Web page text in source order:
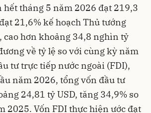
hết tháng 5 năm 2026 đạt 219,3
21,6% kế hoạch Thủ tướng
cao hơn khoảng 34,8 nghìn tỷ
về tỷ lệ so với cùng kỳ năm
tư trực tiếp nước ngoài (FDI),
năm 2026, tổng vốn đầu tư
24,81 tỷ USD, tăng 34,9% so
2025. Vốn FDI thực hiện ước đạt